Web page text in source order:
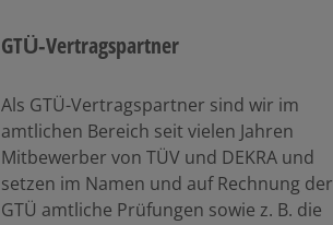
GTÜ-Vertragspartner
Als GTÜ-Vertragspartner sind wir im
amtlichen Bereich seit vielen Jahren
Mitbewerber von TÜV und DEKRA und
setzen im Namen und auf Rechnung der
GTÜ amtliche Prüfungen sowie z. B. die